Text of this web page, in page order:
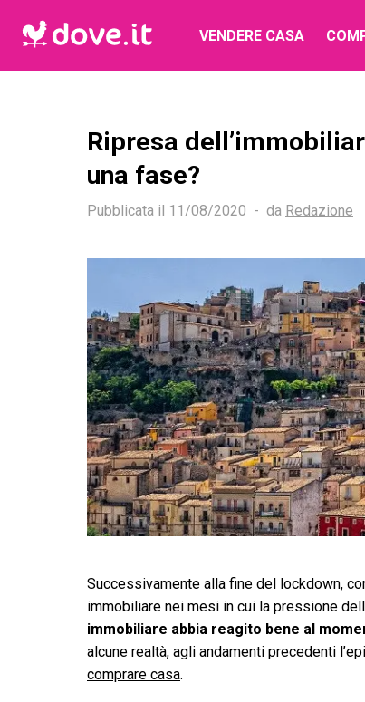
VENDERE CASA
Ripresa
una fase?
Pubblicata il 11/08/2020 da Redazione
Successivamente alla fine del lockdown,
immobiliare nei mesi in cui la pressione
immobiliare abbia reagito bene al
alcune realtà, agli andamenti precedenti
comprare casa.